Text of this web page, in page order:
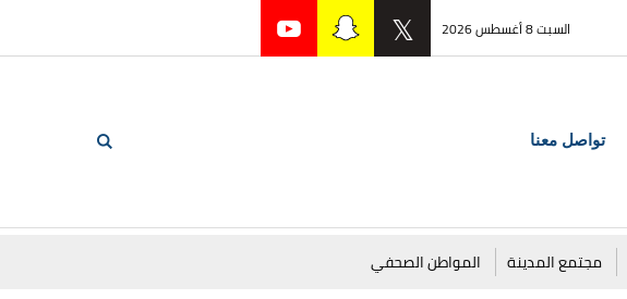
السبت 8 أغسطس 2026
تواصل معنا
مجتمع المدينة المواطن الصحفي